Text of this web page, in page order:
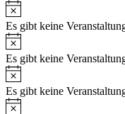
Es gibt keine
Es gibt keine
Es gibt keine